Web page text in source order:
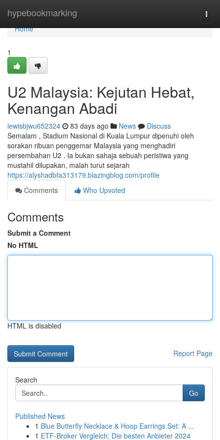
hypebookmarking
Home
Home
1
U2 Malaysia: Kejutan Hebat,
Kenangan Abadi
lewisbjwu652324 83 days ago News
Discuss
Semalam , Stadium Nasional di Kuala Lumpur dipenuhi oleh
sorakan ribuan penggemar Malaysia yang menghadiri
persembahan U2 . Ia bukan sahaja sebuah peristiwa yang
mustahil dilupakan, malah turut sejarah
https://alyshadbfa313179.blazingblog.com/profile
Comments
Who Upvoted
Comments
Submit a Comment
No HTML
HTML is disabled
Report Page
Search
Go
Published News
1 Blue Butterfly Necklace & Hoop Earrings Set: A ...
1 ETF-Broker Vergleich: Die besten Anbieter 2024